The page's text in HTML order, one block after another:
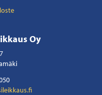
Oy